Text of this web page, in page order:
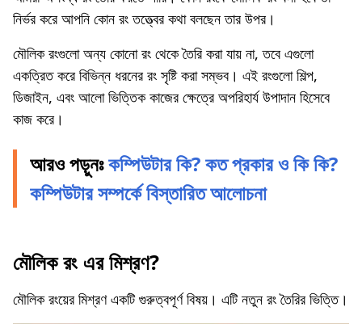
নির্ভর করে আপনি কোন রং তত্ত্বের কথা বলছেন তার উপর।
মৌলিক রংগুলো অন্য কোনো রং থেকে তৈরি করা যায় না, তবে এগুলো
একত্রিত করে বিভিন্ন ধরনের রং সৃষ্টি করা সম্ভব। এই রংগুলো শিল্প,
ডিজাইন, এবং আলো ভিত্তিক কাজের ক্ষেত্রে অপরিহার্য উপাদান হিসেবে
কাজ করে।
আরও পড়ুনঃকম্পিউটার কি? কত প্রকার ও কি কি?
কম্পিউটার সম্পর্কে বিস্তারিত আলোচনা
মৌলিক রং এর মিশ্রণ?
মৌলিক রংয়ের মিশ্রণ একটি গুরুত্বপূর্ণ বিষয়। এটি নতুন রং তৈরির ভিত্তি।